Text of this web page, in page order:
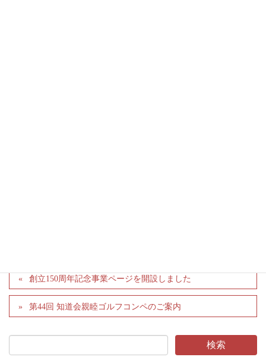
創立150周年記念事業ページを開設しました
第44回 知道会親睦ゴルフコンペのご案内